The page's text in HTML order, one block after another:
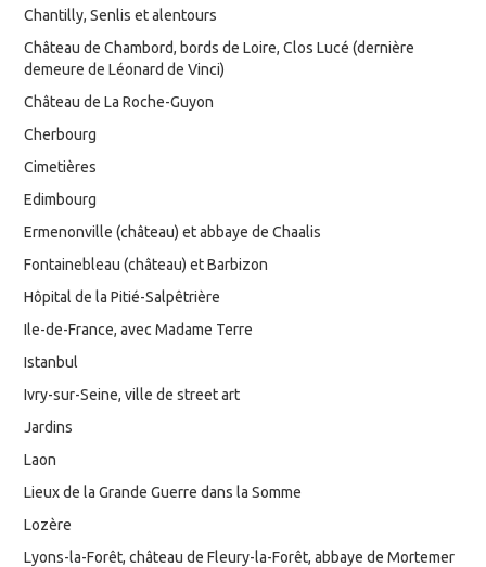
Chantilly, Senlis et alentours
Château de Chambord, bords de Loire, Clos Lucé (dernière
demeure de Léonard de Vinci)
Château de La Roche-Guyon
Cherbourg
Cimetières
Edimbourg
Ermenonville (château) et abbaye de Chaalis
Fontainebleau (château) et Barbizon
Hôpital de la Pitié-Salpêtrière
Ile-de-France, avec Madame Terre
Istanbul
Ivry-sur-Seine, ville de street art
Jardins
Laon
Lieux de la Grande Guerre dans la Somme
Lozère
Lyons-la-Forêt, château de Fleury-la-Forêt, abbaye de Mortemer